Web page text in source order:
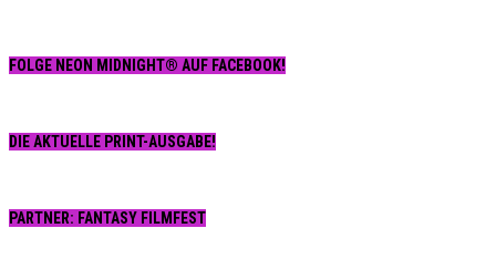
FOLGE NEON MIDNIGHT® AUF FACEBOOK!
DIE AKTUELLE PRINT-AUSGABE!
PARTNER: FANTASY FILMFEST